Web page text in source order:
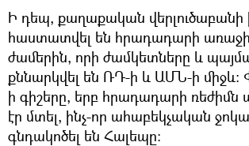
Ի դեպ, քաղաքական վերլուծաբանի
հաստատվել են հրադադարի
ժամերին, որի ժամկետները և
քննարկվել են ՌԴ-ի և ԱՄՆ-ի միջև:
ի գիշերը, երբ հրադադարի ռեժիմն
էր մտել, ինչ-որ ահաբեկչական
գնդակոծել են Հալեպը: